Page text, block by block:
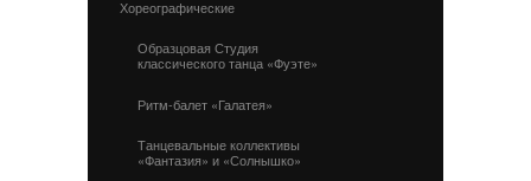
Хореографические
Образцовая Студия
классического танца «Фуэте»
Ритм-балет «Галатея»
Танцевальные коллективы
«Фантазия» и «Солнышко»